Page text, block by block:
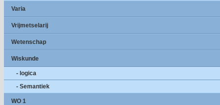
Varia
Vrijmetselarij
Wetenschap
Wiskunde
- logica
- Semantiek
WO 1